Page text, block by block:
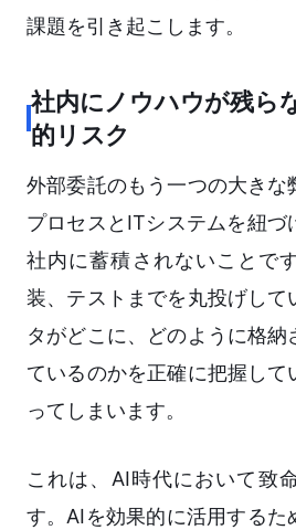
課題を引き起こします。
社内にノウハウが残ら
的リスク
外部委託のもう一つの大きな
プロセスとITシステムを紐づ
社内に蓄積されないことで
装、テストまでを丸投げして
タがどこに、どのように格
ているのかを正確に把握して
ってしまいます。
これは、AI時代において致
す。AIを効果的に活用するた